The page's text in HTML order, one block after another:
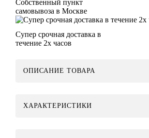
Собственный пункт
самовывоза в Москве
Супер срочная доставка в
течение 2х часов
ОПИСАНИЕ ТОВАРА
ХАРАКТЕРИСТИКИ